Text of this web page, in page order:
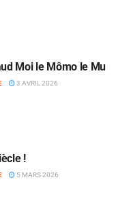
Moi le Mômo le Mu
3 AVRIL 2026
!
5 MARS 2026